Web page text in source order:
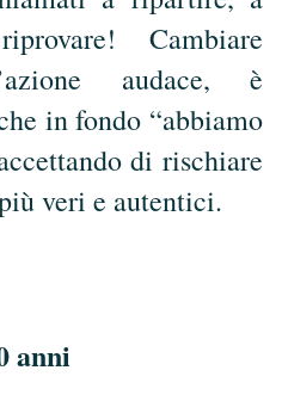
Cambiare
audace, è
in fondo “abbiamo
di rischiare
veri e autentici.
anni